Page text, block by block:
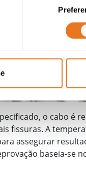
o cabo é
fissuras. A
assegurar
baseia-se